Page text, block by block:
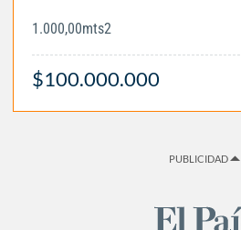
1.000,00mts2
$100.000.000
PUBLICIDAD